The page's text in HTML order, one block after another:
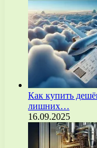
Как купить
лишних…
16.09.2025